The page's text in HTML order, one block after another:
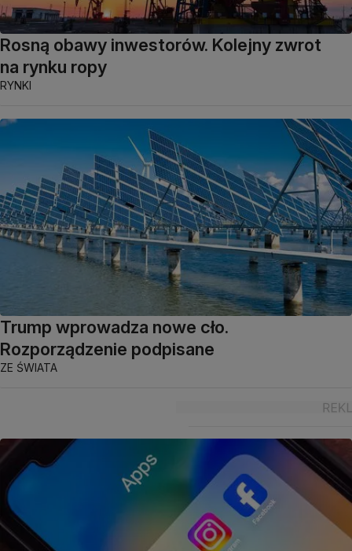
Rosną obawy inwestorów. Kolejny zwrot
na rynku ropy
RYNKI
Trump wprowadza nowe cło.
Rozporządzenie podpisane
ZE ŚWIATA